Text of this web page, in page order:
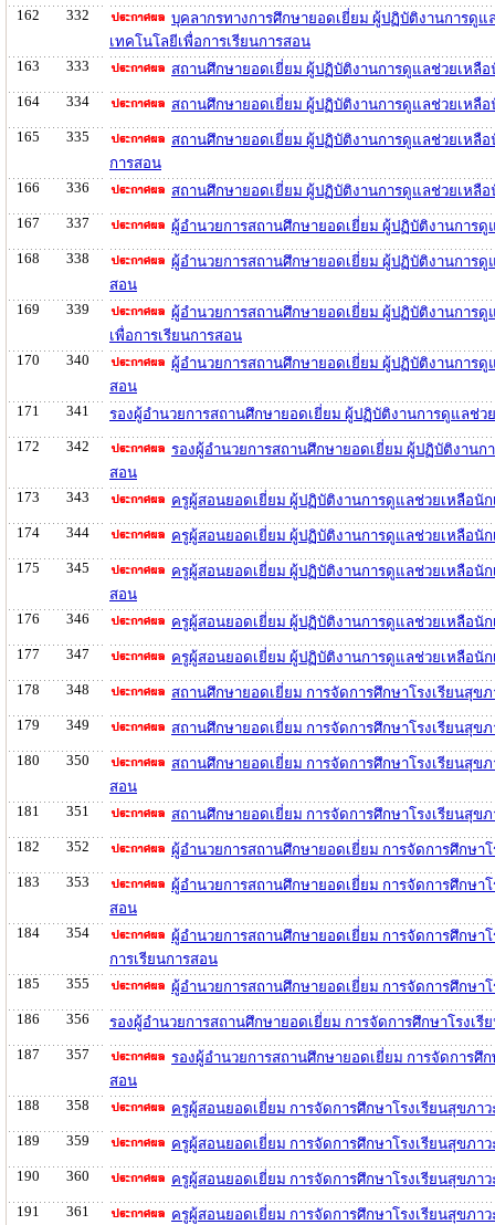
162
332
บุคลากรทางการศึกษายอดเยี่ยม ผู้ปฏิบัติงานการดู
เทคโนโลยีเพื่อการเรียนการสอน
163
333
สถานศึกษายอดเยี่ยม ผู้ปฏิบัติงานการดูแลช่วยเหลื
164
334
สถานศึกษายอดเยี่ยม ผู้ปฏิบัติงานการดูแลช่วยเหลื
165
335
สถานศึกษายอดเยี่ยม ผู้ปฏิบัติงานการดูแลช่วยเหลื
การสอน
166
336
สถานศึกษายอดเยี่ยม ผู้ปฏิบัติงานการดูแลช่วยเหลื
167
337
ผู้อำนวยการสถานศึกษายอดเยี่ยม ผู้ปฏิบัติงานการ
168
338
ผู้อำนวยการสถานศึกษายอดเยี่ยม ผู้ปฏิบัติงานการ
สอน
169
339
ผู้อำนวยการสถานศึกษายอดเยี่ยม ผู้ปฏิบัติงานการ
เพื่อการเรียนการสอน
170
340
ผู้อำนวยการสถานศึกษายอดเยี่ยม ผู้ปฏิบัติงานการ
สอน
171
341
รองผู้อำนวยการสถานศึกษายอดเยี่ยม ผู้ปฏิบัติงานการดูแลช่
172
342
รองผู้อำนวยการสถานศึกษายอดเยี่ยม ผู้ปฏิบัติงาน
สอน
173
343
ครูผู้สอนยอดเยี่ยม ผู้ปฏิบัติงานการดูแลช่วยเหลือนั
174
344
ครูผู้สอนยอดเยี่ยม ผู้ปฏิบัติงานการดูแลช่วยเหลือนั
175
345
ครูผู้สอนยอดเยี่ยม ผู้ปฏิบัติงานการดูแลช่วยเหลือนั
สอน
176
346
ครูผู้สอนยอดเยี่ยม ผู้ปฏิบัติงานการดูแลช่วยเหลือนั
177
347
ครูผู้สอนยอดเยี่ยม ผู้ปฏิบัติงานการดูแลช่วยเหลือนั
178
348
สถานศึกษายอดเยี่ยม การจัดการศึกษาโรงเรียนสุข
179
349
สถานศึกษายอดเยี่ยม การจัดการศึกษาโรงเรียนสุข
180
350
สถานศึกษายอดเยี่ยม การจัดการศึกษาโรงเรียนสุข
สอน
181
351
สถานศึกษายอดเยี่ยม การจัดการศึกษาโรงเรียนสุข
182
352
ผู้อำนวยการสถานศึกษายอดเยี่ยม การจัดการศึกษา
183
353
ผู้อำนวยการสถานศึกษายอดเยี่ยม การจัดการศึกษา
สอน
184
354
ผู้อำนวยการสถานศึกษายอดเยี่ยม การจัดการศึกษา
การเรียนการสอน
185
355
ผู้อำนวยการสถานศึกษายอดเยี่ยม การจัดการศึกษา
186
356
รองผู้อำนวยการสถานศึกษายอดเยี่ยม การจัดการศึกษาโรงเ
187
357
รองผู้อำนวยการสถานศึกษายอดเยี่ยม การจัดการศึ
สอน
188
358
ครูผู้สอนยอดเยี่ยม การจัดการศึกษาโรงเรียนสุขภา
189
359
ครูผู้สอนยอดเยี่ยม การจัดการศึกษาโรงเรียนสุขภา
190
360
ครูผู้สอนยอดเยี่ยม การจัดการศึกษาโรงเรียนสุขภา
191
361 ครูผู้สอนยอดเยี่ยม การจัดการศึกษาโรงเรียนสุขภ